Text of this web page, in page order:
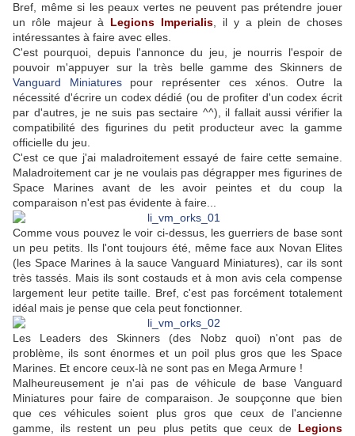
Bref, même si les peaux vertes ne peuvent pas prétendre jouer
un rôle majeur à Legions Imperialis , il y a plein de choses
intéressantes à faire avec elles.
C'est pourquoi, depuis l'annonce du jeu, je nourris l'espoir de
pouvoir m'appuyer sur la très belle gamme des Skinners de
Vanguard Miniaturespour représenter ces xénos. Outre la
nécessité d'écrire un codex dédié (ou de profiter d'un codex écrit
par d'autres, je ne suis pas sectaire ^^), il fallait aussi vérifier la
compatibilité des figurines du petit producteur avec la gamme
officielle du jeu.
C'est ce que j'ai maladroitement essayé de faire cette semaine.
Maladroitement car je ne voulais pas dégrapper mes figurines de
Space Marines avant de les avoir peintes et du coup la
comparaison n'est pas évidente à faire...
Comme vous pouvez le voir ci-dessus, les guerriers de base sont
un peu petits. Ils l'ont toujours été, même face aux Novan Elites
(les Space Marines à la sauce Vanguard Miniatures), car ils sont
très tassés. Mais ils sont costauds et à mon avis cela compense
largement leur petite taille. Bref, c'est pas forcément totalement
idéal mais je pense que cela peut fonctionner.
Les Leaders des Skinners (des Nobz quoi) n'ont pas de
problème, ils sont énormes et un poil plus gros que les Space
Marines. Et encore ceux-là ne sont pas en Mega Armure !
Malheureusement je n'ai pas de véhicule de base Vanguard
Miniatures pour faire de comparaison. Je soupçonne que bien
que ces véhicules soient plus gros que ceux de l'ancienne
gamme, ils restent un peu plus petits que ceux de Legions